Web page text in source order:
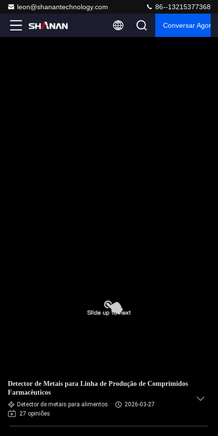
leon@shanantechnology.com 86--13215377368
Conversar Agora
Detector de Metais para Linha de Produção de Comprimidos
Farmacêuticos
Detector de metais para alimentos
2026-03-27
27 opiniões